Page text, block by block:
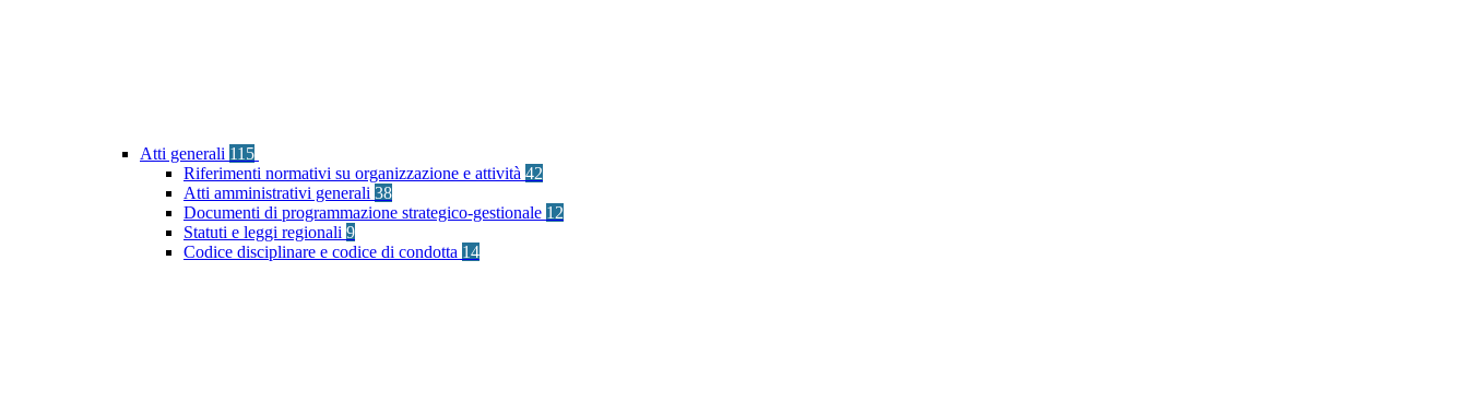
Atti generali 115
Riferimenti normativi su organizzazione e attività 42
Atti amministrativi generali 38
Documenti di programmazione strategico-gestionale 12
Statuti e leggi regionali 9
Codice disciplinare e codice di condotta 14